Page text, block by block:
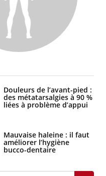
Douleurs de l’avant-pied :
des métatarsalgies à 90 %
liées à problème d’appui
Mauvaise haleine : il faut
améliorer l’hygiène
bucco-dentaire